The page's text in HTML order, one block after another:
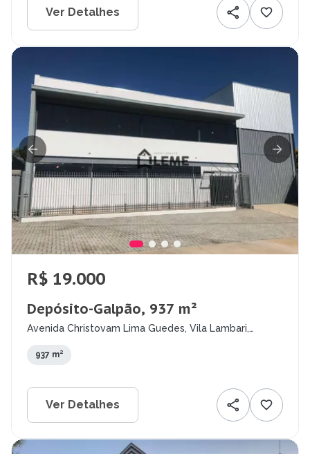
Ver Detalhes
R$ 19.000
Depósito-Galpão, 937 m²
Avenida Christovam Lima Guedes, Vila Lambari,
937 m²
Ver Detalhes